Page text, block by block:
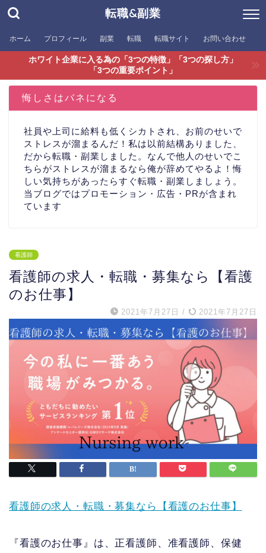
転職&副業
ホーム プロフィール 副業 転職 転職サイト お問い合わせ
ホワイト企業に入る為の「3つの特徴」「3つの探し方」
「3つの重要ポイント」
悔しさはバネになる
社員や上司に給料も低くシカトされ、お前のせいで
ストレスが溜まるんだ！私は以前結構ありました、
だから転職・副業しました。なんで他人のせいでこ
ちらがストレスが溜まるなら俺が辞めてやるよ！悔
しい気持ちがあったらすぐ転職・副業しましょう。
当ブログではプロモーション・広告・PRが含まれ
ています
看護師
看護師の求人・転職・募集なら【看護
のお仕事】
2021年7月27日 / 2021年7月27日
看護師の求人・転職・募集なら【看護のお仕事】
『看護のお仕事』は、正看護師、准看護師、保健